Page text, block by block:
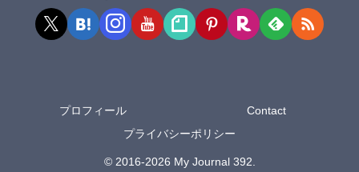
プロフィール
Contact
プライバシーポリシー
© 2016-2026 My Journal 392.